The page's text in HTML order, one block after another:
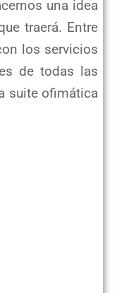
una idea
traerá. Entre
los servicios
de todas las
suite ofimática